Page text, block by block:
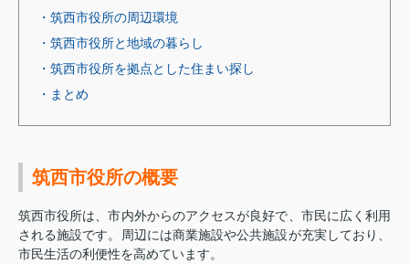
・筑西市役所の周辺環境
・筑西市役所と地域の暮らし
・筑西市役所を拠点とした住まい探し
・まとめ
筑西市役所の概要
筑西市役所は、市内外からのアクセスが良好で、市民に広く利用
される施設です。周辺には商業施設や公共施設が充実しており、
市民生活の利便性を高めています。